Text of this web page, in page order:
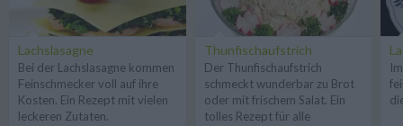
Lachslasagne
Bei der Lachslasagne kommen
Feinschmecker voll auf ihre
Kosten. Ein Rezept mit vielen
leckeren Zutaten.
Thunfischaufstrich
Der Thunfischaufstrich
schmeckt wunderbar zu Brot
oder mit frischem Salat. Ein
tolles Rezept für alle